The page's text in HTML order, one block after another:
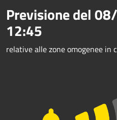
Previsione del
12:45
relative alle zone omogenee in